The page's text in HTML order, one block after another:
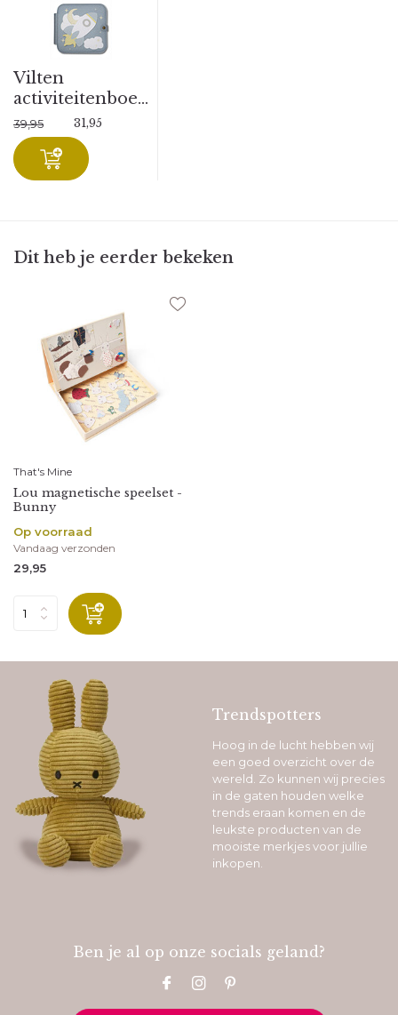
Vilten
activiteitenboe...
39,95 31,95
Dit heb je eerder bekeken
That's Mine
Lou magnetische speelset -
Bunny
Op voorraad
Vandaag verzonden
29,95
Trendspotters
Hoog in de lucht hebben wij
een goed overzicht over de
wereld. Zo kunnen wij precies
in de gaten houden welke
trends eraan komen en de
leukste producten van de
mooiste merkjes voor jullie
inkopen.
Ben je al op onze socials geland?